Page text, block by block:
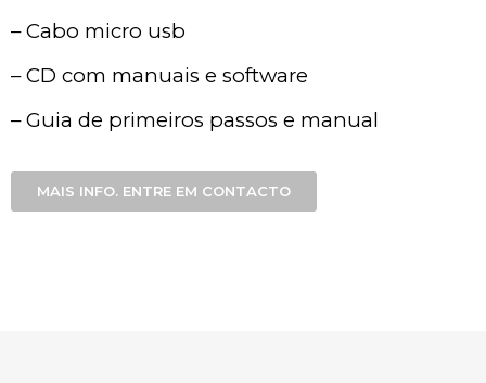
– Cabo micro usb
– CD com manuais e software
– Guia de primeiros passos e manual
MAIS INFO. ENTRE EM CONTACTO